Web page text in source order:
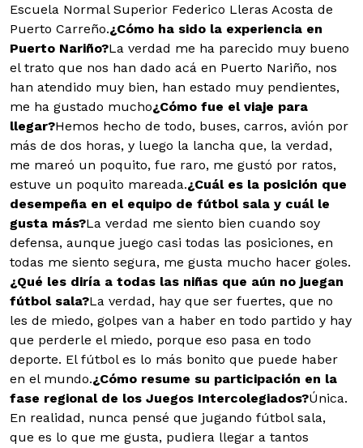
Escuela Normal Superior Federico Lleras Acosta de
Puerto Carreño.¿Cómo ha sido la experiencia en
Puerto Nariño?La verdad me ha parecido muy bueno
el trato que nos han dado acá en Puerto Nariño, nos
han atendido muy bien, han estado muy pendientes,
me ha gustado mucho¿Cómo fue el viaje para
llegar?Hemos hecho de todo, buses, carros, avión por
más de dos horas, y luego la lancha que, la verdad,
me mareó un poquito, fue raro, me gustó por ratos,
estuve un poquito mareada.¿Cuál es la posición que
desempeña en el equipo de fútbol sala y cuál le
gusta más?La verdad me siento bien cuando soy
defensa, aunque juego casi todas las posiciones, en
todas me siento segura, me gusta mucho hacer goles.
¿Qué les diría a todas las niñas que aún no juegan
fútbol sala?La verdad, hay que ser fuertes, que no
les de miedo, golpes van a haber en todo partido y hay
que perderle el miedo, porque eso pasa en todo
deporte. El fútbol es lo más bonito que puede haber
en el mundo.¿Cómo resume su participación en la
fase regional de los Juegos Intercolegiados?Única.
En realidad, nunca pensé que jugando fútbol sala,
que es lo que me gusta, pudiera llegar a tantos